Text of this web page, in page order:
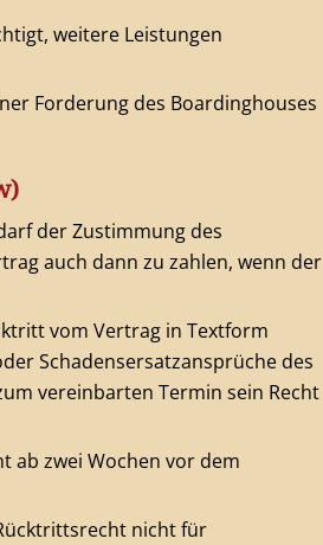
weitere Leistungen
Forderung des Boardinghouses
der Zustimmung des
auch dann zu zahlen, wenn der
vom Vertrag in Textform
Schadensersatzansprüche des
vereinbarten Termin sein Recht
ab zwei Wochen vor dem
nicht für